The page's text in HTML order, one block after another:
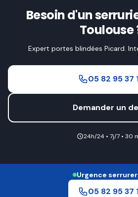
Besoin d'un
Toulouse
Expert portes blindées Picard.
05 82 95 37
Demander un
24h/24 • 7j/7 • 30
Urgence
05 82 95 37